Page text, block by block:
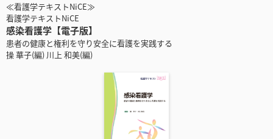
≪看護学テキストNiCE≫
看護学テキストNiCE
感染看護学【電子版】
患者の健康と権利を守り安全に看護を実践する
操 華子(編) 川上 和美(編)